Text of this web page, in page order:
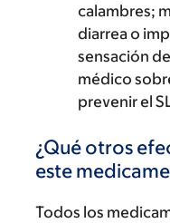
calambres;
diarrea o
sensación
médico
prevenir el
¿Qué otros
este
Todos los